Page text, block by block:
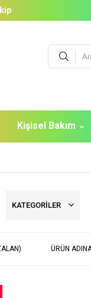
Kişisel Bakım
KATEGORILER
ÜRÜN